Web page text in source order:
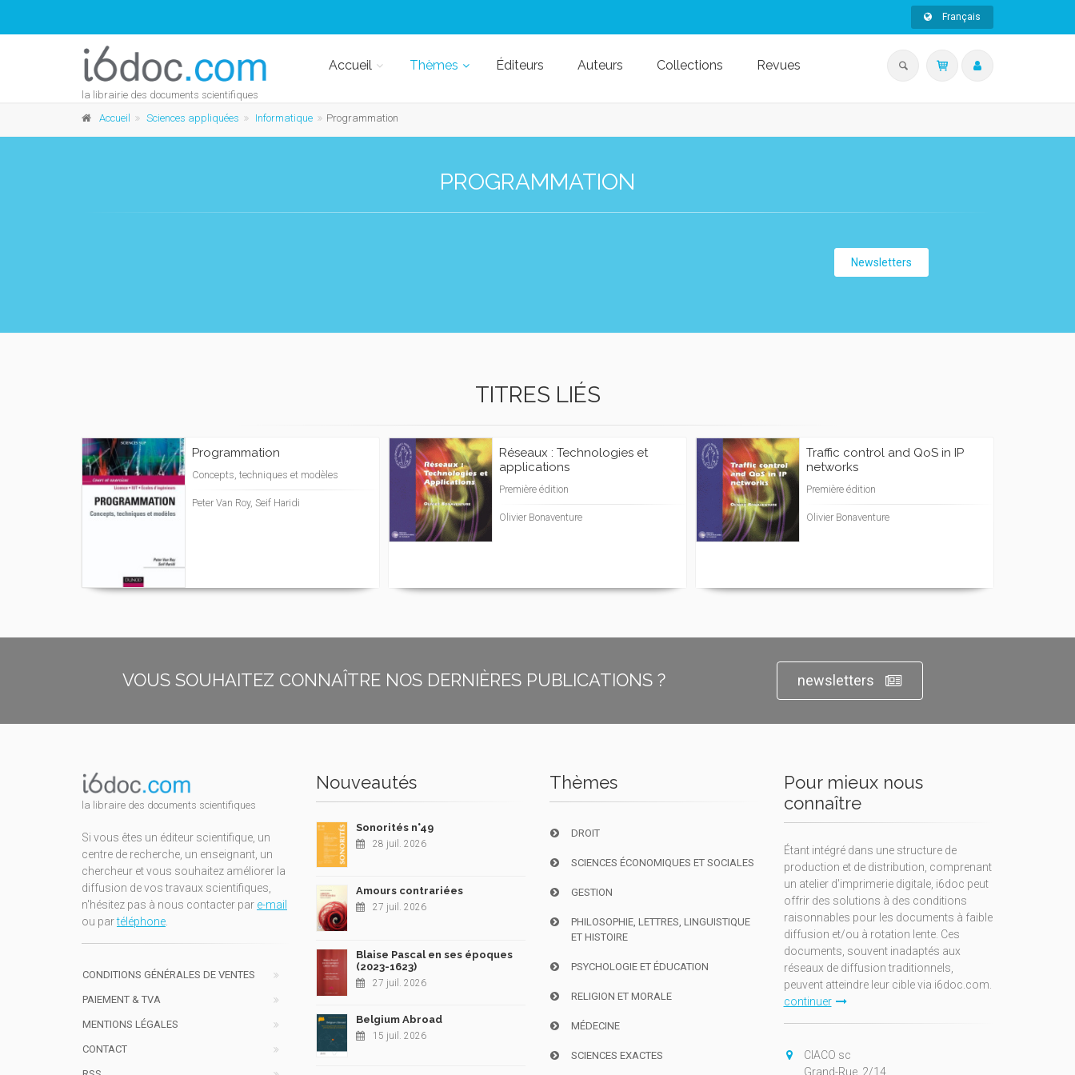
Français
la librairie des documents scientifiques
Accueil Thèmes Éditeurs Auteurs Collections Revues
Accueil Sciences appliquées Informatique Programmation
PROGRAMMATION
Newsletters
TITRES LIÉS
Programmation
Concepts, techniques et modèles
Peter Van Roy, Seif Haridi
Réseaux : Technologies et
applications
Première édition
Olivier Bonaventure
Traffic control and QoS in IP
networks
Première édition
Olivier Bonaventure
VOUS SOUHAITEZ CONNAÎTRE NOS DERNIÈRES PUBLICATIONS ? newsletters
la libraire des documents scientifiques
Si vous êtes un éditeur scientifique, un
centre de recherche, un enseignant, un
chercheur et vous souhaitez améliorer la
diffusion de vos travaux scientifiques,
n'hésitez pas à nous contacter par e-mail
ou partéléphone.
CONDITIONS GÉNÉRALES DE VENTES
PAIEMENT & TVA
MENTIONS LÉGALES
CONTACT
Nouveautés
Sonorités n°49
28 juil. 2026
Amours contrariées
27 juil. 2026
Blaise Pascal en ses époques
(2023-1623)
27 juil. 2026
Belgium Abroad
15 juil. 2026
Thèmes
DROIT
SCIENCES ÉCONOMIQUES ET SOCIALES
GESTION
PHILOSOPHIE, LETTRES, LINGUISTIQUE
ET HISTOIRE
PSYCHOLOGIE ET ÉDUCATION
RELIGION ET MORALE
MÉDECINE
SCIENCES EXACTES
Pour mieux nous
connaître
Étant intégré dans une structure de
production et de distribution, comprenant
un atelier d'imprimerie digitale, i6doc peut
offrir des solutions à des conditions
raisonnables pour les documents à faible
diffusion et/ou à rotation lente. Ces
documents, souvent inadaptés aux
réseaux de diffusion traditionnels,
peuvent atteindre leur cible via i6doc.com.
continuer
CIACO sc
Grand-Rue, 2/14